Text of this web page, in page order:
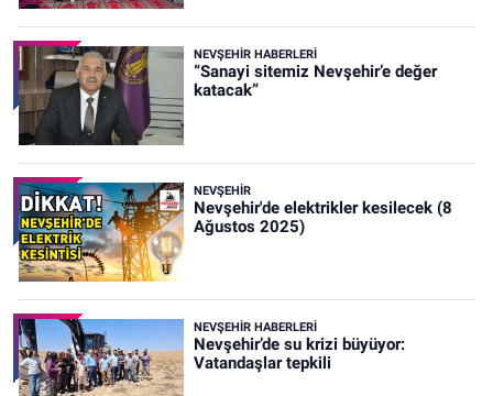
NEVŞEHIR HABERLERI
“Sanayi sitemiz Nevşehir’e değer
katacak”
NEVŞEHIR
Nevşehir'de elektrikler kesilecek (8
Ağustos 2025)
NEVŞEHIR HABERLERI
Nevşehir’de su krizi büyüyor:
Vatandaşlar tepkili